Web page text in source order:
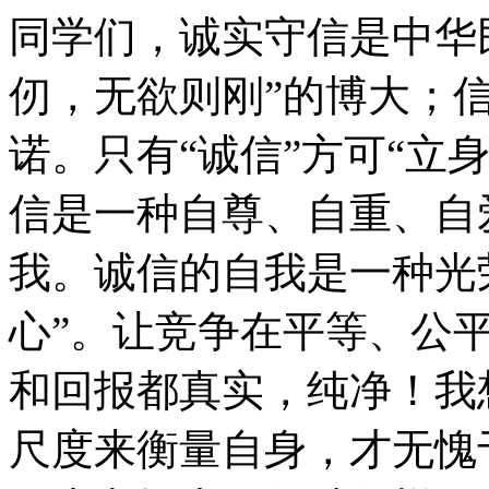
同学们，诚实守信是中
仞，无欲则刚”的博大；
诺。只有“诚信”方可“立
信是一种自尊、自重、
我。诚信的自我是一种
心”。让竞争在平等、公
和回报都真实，纯净！
尺度来衡量自身，才无